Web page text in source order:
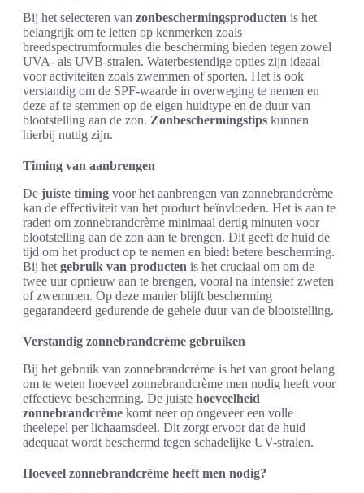
Bij het selecteren van zonbeschermingsproducten is het
belangrijk om te letten op kenmerken zoals
breedspectrumformules die bescherming bieden tegen zowel
UVA- als UVB-stralen. Waterbestendige opties zijn ideaal
voor activiteiten zoals zwemmen of sporten. Het is ook
verstandig om de SPF-waarde in overweging te nemen en
deze af te stemmen op de eigen huidtype en de duur van
blootstelling aan de zon. Zonbeschermingstips kunnen
hierbij nuttig zijn.
Timing van aanbrengen
De juiste timing voor het aanbrengen van zonnebrandcrème
kan de effectiviteit van het product beïnvloeden. Het is aan te
raden om zonnebrandcrème minimaal dertig minuten voor
blootstelling aan de zon aan te brengen. Dit geeft de huid de
tijd om het product op te nemen en biedt betere bescherming.
Bij het gebruik van producten is het cruciaal om om de
twee uur opnieuw aan te brengen, vooral na intensief zweten
of zwemmen. Op deze manier blijft bescherming
gegarandeerd gedurende de gehele duur van de blootstelling.
Verstandig zonnebrandcrème gebruiken
Bij het gebruik van zonnebrandcrème is het van groot belang
om te weten hoeveel zonnebrandcrème men nodig heeft voor
effectieve bescherming. De juiste hoeveelheid
zonnebrandcrème komt neer op ongeveer een volle
theelepel per lichaamsdeel. Dit zorgt ervoor dat de huid
adequaat wordt beschermd tegen schadelijke UV-stralen.
Hoeveel zonnebrandcrème heeft men nodig?